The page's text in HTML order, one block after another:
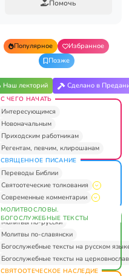
Помочь
Популярное
Избранное
Позже
Наш лекторий Сделано в
С ЧЕГО НАЧАТЬ
Интересующимся
Новоначальным
Приходским работникам
Регентам, певчим, клирошанам
СВЯЩЕННОЕ ПИСАНИЕ
Переводы Библии
Святоотеческие толкования
Современные комментарии
МОЛИТВОСЛОВЫ.
БОГОСЛУЖЕБНЫЕ ТЕКСТЫ
Молитвы по-русски
Молитвы по-славянски
Богослужебные тексты на русском
Богослужебные тексты на
СВЯТООТЕЧЕСКОЕ НАСЛЕДИЕ